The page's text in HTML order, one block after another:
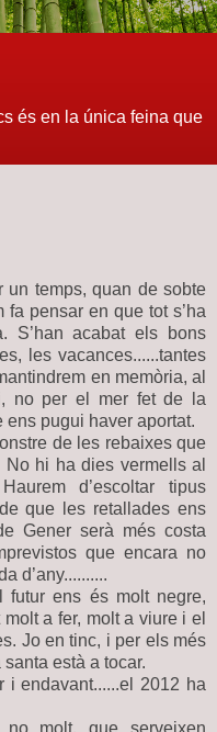
és en la única feina que
temps, quan de sobte
pensar en que tot s’ha
S’han acabat els bons
les vacances......tantes
en memòria, al
no per el mer fet de la
pugui haver aportat.
de les rebaixes que
hi ha dies vermells al
d’escoltar tipus
que les retallades ens
Gener serà més costa
que encara no
d’any..........
futur ens és molt negre,
a fer, molt a viure i el
Jo en tinc, i per els més
està a tocar.
i endavant......el 2012 ha
molt, que serveixen